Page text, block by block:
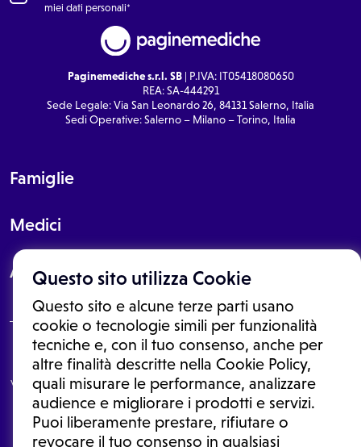
Questo sito utilizza Cookie
Questo sito e alcune terze parti usano
cookie o tecnologie simili per funzionalità
tecniche e, con il tuo consenso, anche per
altre finalità descritte nella Cookie Policy,
quali misurare le performance, analizzare
audience e migliorare i prodotti e servizi.
Puoi liberamente prestare, rifiutare o
revocare il tuo consenso in qualsiasi
miei dati personali*
Paginemediche s.r.l. SB| P.IVA: IT05418080650
REA: SA-444291
Sede Legale: Via San Leonardo 26, 84131 Salerno, Italia
Sedi Operative: Salerno – Milano – Torino, Italia
Famiglie
Medici
About
Le informazioni proposte in questo sito non sono un consulto medico.
In nessun caso, queste informazioni sostituiscono un consulto, una
visita o una diagnosi formulata dal medico. Non si devono considerare
le informazioni disponibili come suggerimenti per la formulazione di
una diagnosi, la determinazione di un trattamento o l'assunzione o
sospensione di un farmaco senza prima consultare un medico di
medicina generale o uno specialista.